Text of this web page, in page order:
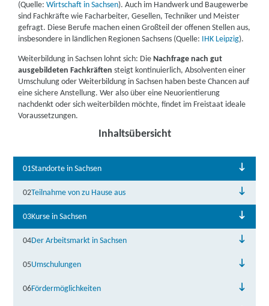
(Quelle:Wirtschaft in Sachsen).Auch im Handwerk und Baugewerbe
sind Fachkräfte wie Facharbeiter, Gesellen, Techniker und Meister
gefragt. Diese Berufe machen einen Großteil der offenen Stellen aus,
insbesondere in ländlichen Regionen Sachsens (Quelle: IHK Leipzig).
Weiterbildung in Sachsen lohnt sich: DieNachfrage nach gut
ausgebildeten Fachkräften steigt kontinuierlich, Absolventen einer
Umschulung oder Weiterbildung in Sachsen haben beste Chancen auf
eine sichere Anstellung. Wer also über eine Neuorientierung
nachdenkt oder sich weiterbilden möchte, findet im Freistaat ideale
Voraussetzungen.
Inhaltsübersicht
01Standorte in Sachsen
02Teilnahme von zu Hause aus
03Kurse in Sachsen
04Der Arbeitsmarkt in Sachsen
05Umschulungen
06Fördermöglichkeiten